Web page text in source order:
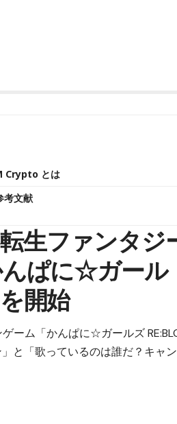
Crypto とは
考文献
生ファンタジ
んぱに☆ガール
開始
ム「かんぱに☆ガールズ
と「歌っているのは誰だ？キャ